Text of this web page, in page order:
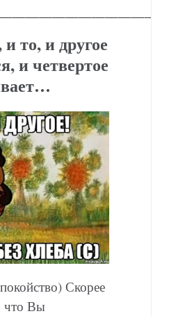
то, и другое
и четвертое
Скорее
что Вы